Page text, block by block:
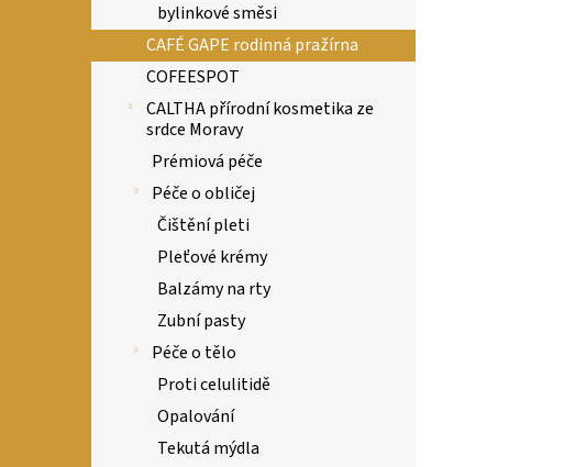
bylinkové směsi
CAFÉ GAPE rodinná pražírna
COFEESPOT
CALTHA přírodní kosmetika ze
srdce Moravy
Prémiová péče
Péče o obličej
Čištění pleti
Pleťové krémy
Balzámy na rty
Zubní pasty
Péče o tělo
Proti celulitidě
Opalování
Tekutá mýdla